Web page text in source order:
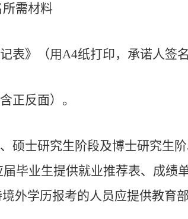
所需材料
表》（用 A4纸打印，承诺人签
正反面）。
硕士研究生阶段及博士研究生
届毕业生提供就业推荐表、成绩
外学历报考的人员应提供教育